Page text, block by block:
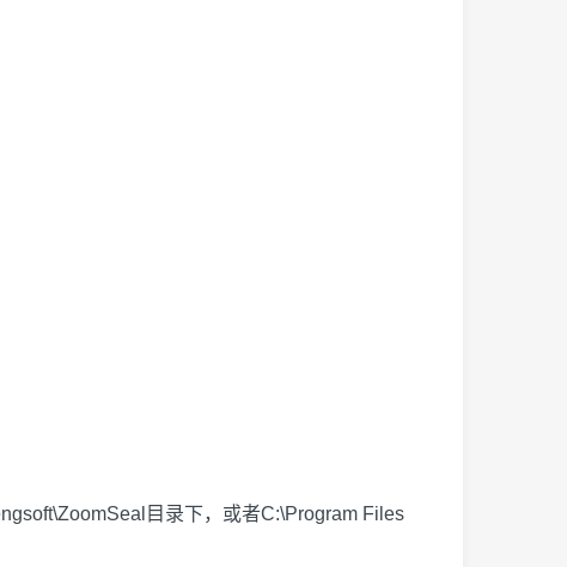
目录下，或者C:\Program Files